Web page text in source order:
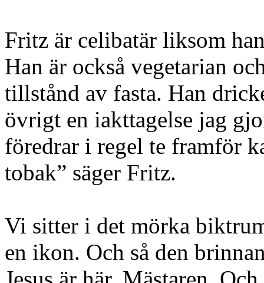
Fritz är celibatär liksom
Han är också vegetarian
tillstånd av fasta. Han
övrigt en iakttagelse jag
föredrar i regel te framför
tobak” säger Fritz.
Vi sitter i det mörka
en ikon. Och så den